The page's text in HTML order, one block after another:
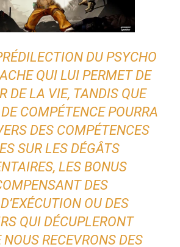
DU PSYCHO
QUI LUI PERMET DE
DE LA VIE, TANDIS QUE
COMPÉTENCE POURRA
DES COMPÉTENCES
SUR LES DÉGÂTS
LES BONUS
DES
OU DES
QUI DÉCUPLERONT
NOUS RECEVRONS DES